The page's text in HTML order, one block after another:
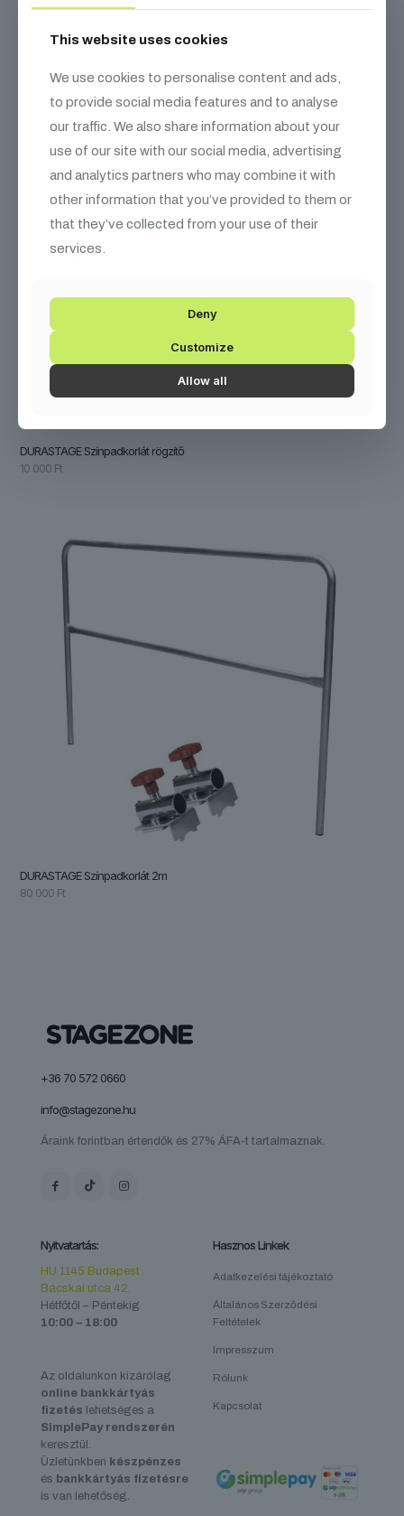
Kapcsolódótermékek
DURASTAGE Színpadkorlát rögzítő
10 000 Ft
DURASTAGE Színpadkorlát 2m
80 000 Ft
+36 70 572 0660
info@stagezone.hu
Áraink forintban értendők és 27% ÁFA-t tartalmaznak.
Nyitvatartás:
HU 1145 Budapest
Bácskai utca 42.
Hétfőtől – Péntekig
10:00 – 18:00
Az oldalunkon kizárólag
online bankkártyás
fizetés lehetséges a
SimplePay rendszerén
keresztül.
Üzletünkben készpénzes
és bankkártyás fizetésre
is van lehetőség.
Hasznos Linkek
Adatkezelési tájékoztató
Általános Szerződési
Feltételek
Impresszum
Rólunk
Kapcsolat
This website uses cookies
We use cookies to personalise content and ads,
to provide social media features and to analyse
our traffic. We also share information about your
use of our site with our social media, advertising
and analytics partners who may combine it with
other information that you’ve provided to them or
that they’ve collected from your use of their
services.
Deny
Customize
Allow all